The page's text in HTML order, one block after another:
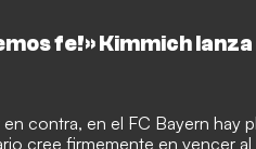
fe!» Kimmich
en contra, en el FC Bayern hay
cree firmemente en vencer al